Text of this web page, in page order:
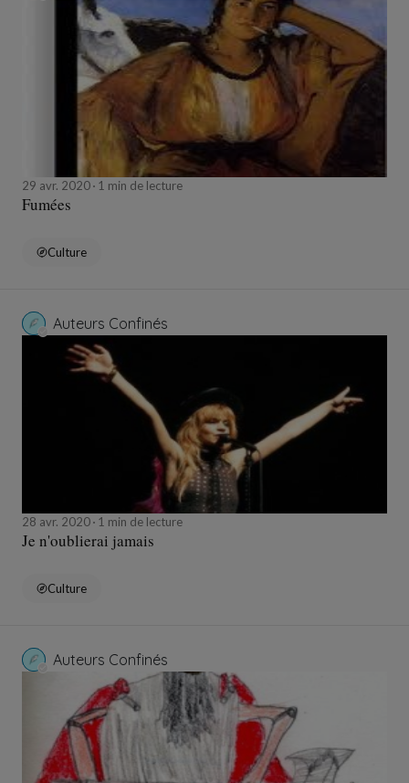
29 avr. 2020 1 min de lecture
Fumées
Culture
Auteurs Confinés
28 avr. 2020 1 min de lecture
Je n'oublierai jamais
Culture
Auteurs Confinés